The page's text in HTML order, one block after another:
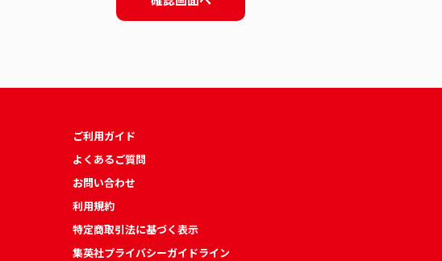
ご利用ガイド
よくあるご質問
お問い合わせ
利用規約
特定商取引法に基づく表示
集英社プライバシーガイドライン